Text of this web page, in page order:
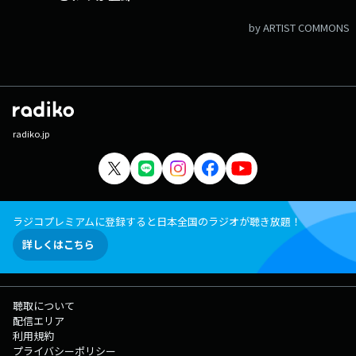
by ARTIST COMMONS
radiko.jp
ラジコプレミアムに登録すると日本全国のラジオが聴き放題！
詳しくはこちら
聴取について
配信エリア
利用規約
プライバシーポリシー